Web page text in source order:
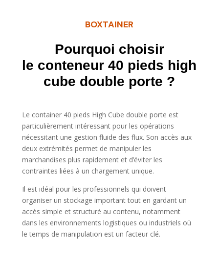
BOXTAINER
Pourquoi choisir
le conteneur 40 pieds high
cube double porte ?
Le container 40 pieds High Cube double porte est
particulièrement intéressant pour les opérations
nécessitant une gestion fluide des flux. Son accès aux
deux extrémités permet de manipuler les
marchandises plus rapidement et d’éviter les
contraintes liées à un chargement unique.
Il est idéal pour les professionnels qui doivent
organiser un stockage important tout en gardant un
accès simple et structuré au contenu, notamment
dans les environnements logistiques ou industriels où
le temps de manipulation est un facteur clé.